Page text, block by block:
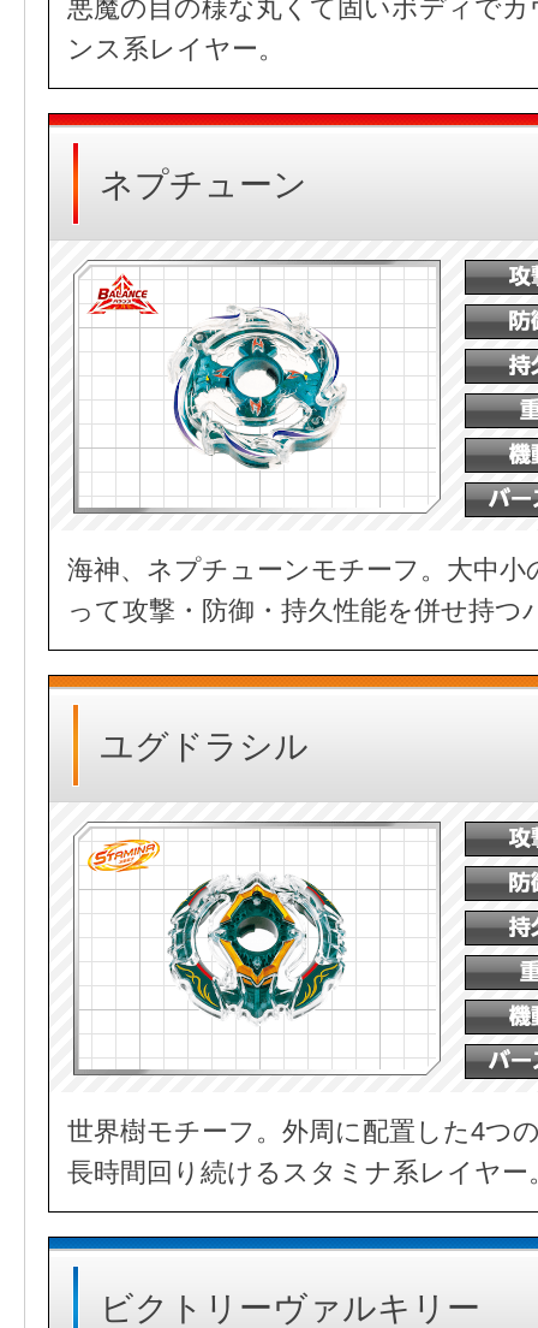
悪魔の目の様な丸くて固いボディで
ンス系レイヤー。
ネプチューン
海神、ネプチューンモチーフ。大中
って攻撃・防御・持久性能を併せ持
ユグドラシル
世界樹モチーフ。外周に配置した4つ
長時間回り続けるスタミナ系レイヤー
ビクトリーヴァルキリー